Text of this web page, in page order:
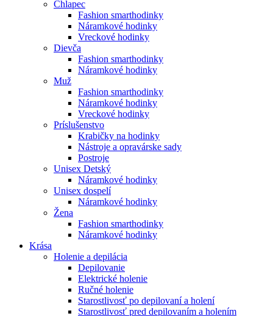
Chlapec
Fashion smarthodinky
Náramkové hodinky
Vreckové hodinky
Dievča
Fashion smarthodinky
Náramkové hodinky
Muž
Fashion smarthodinky
Náramkové hodinky
Vreckové hodinky
Príslušenstvo
Krabičky na hodinky
Nástroje a opravárske sady
Postroje
Unisex Detský
Náramkové hodinky
Unisex dospelí
Náramkové hodinky
Žena
Fashion smarthodinky
Náramkové hodinky
Krása
Holenie a depilácia
Depilovanie
Elektrické holenie
Ručné holenie
Starostlivosť po depilovaní a holení
Starostlivosť pred depilovaním a holením